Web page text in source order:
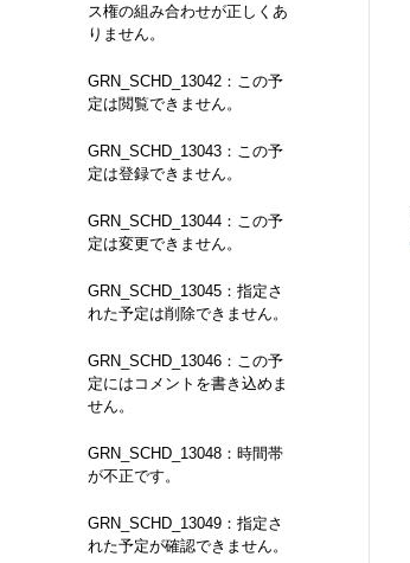
ス権の組み合わせが正しくあ
りません。
GRN_SCHD_13042：この予
定は閲覧できません。
GRN_SCHD_13043：この予
定は登録できません。
GRN_SCHD_13044：この予
定は変更できません。
GRN_SCHD_13045：指定さ
れた予定は削除できません。
GRN_SCHD_13046：この予
定にはコメントを書き込めま
せん。
GRN_SCHD_13048：時間帯
が不正です。
GRN_SCHD_13049：指定さ
れた予定が確認できません。